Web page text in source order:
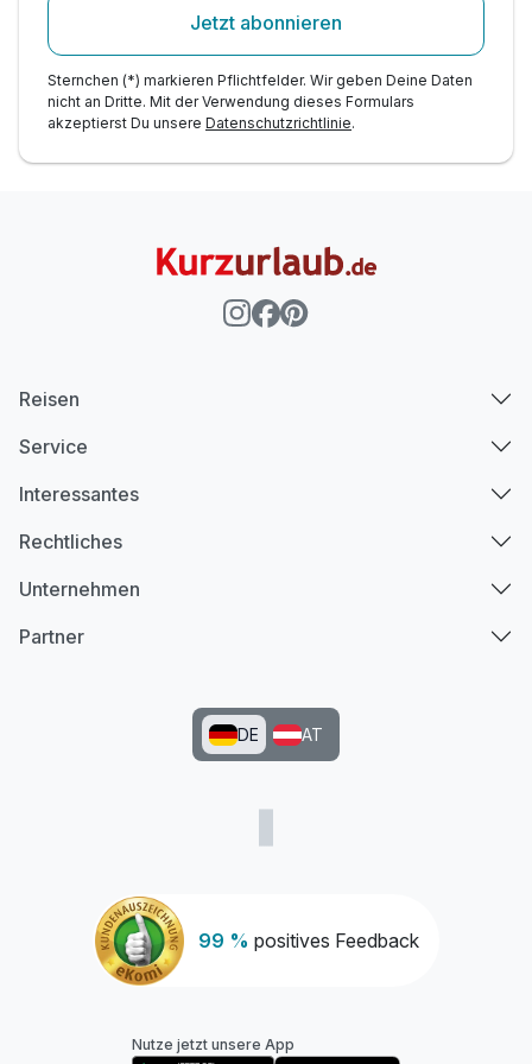
Ausstattung
Jetzt abonnieren
Sternchen (*) markieren Pflichtfelder. Wir geben Deine Daten
nicht an Dritte. Mit der Verwendung dieses Formulars
akzeptierst Du unsere Datenschutzrichtlinie.
99 % positives Feedback
Reisen
Service
Interessantes
Rechtliches
Unternehmen
Partner
DE AT
Nutze jetzt unsere App